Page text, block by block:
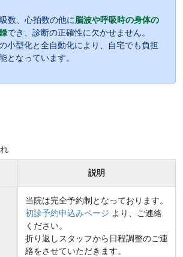
数、心拍数の他に脳波や呼吸時の身体の
でき、診断の正確性に欠かせません。
小型化と全自動化により、自宅でも負担
となっています。
説明
当院は完全予約制となっております。
初診予約申込みページ より、ご連絡
ください。
折り返しスタッフから日程調整のご連
絡をさせていただきます。